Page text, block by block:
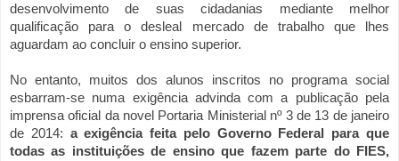
desenvolvimento de suas cidadanias mediante melhor
qualificação para o desleal mercado de trabalho que lhes
aguardam ao concluir o ensino superior.
No entanto, muitos dos alunos inscritos no programa social
esbarram-se numa exigência advinda com a publicação pela
imprensa oficial da novel Portaria Ministerial nº 3 de 13 de janeiro
de 2014: a exigência feita pelo Governo Federal para que
todas as instituições de ensino que fazem parte do FIES,